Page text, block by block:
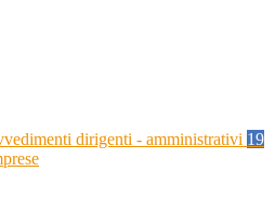
dirigenti - amministrativi 19